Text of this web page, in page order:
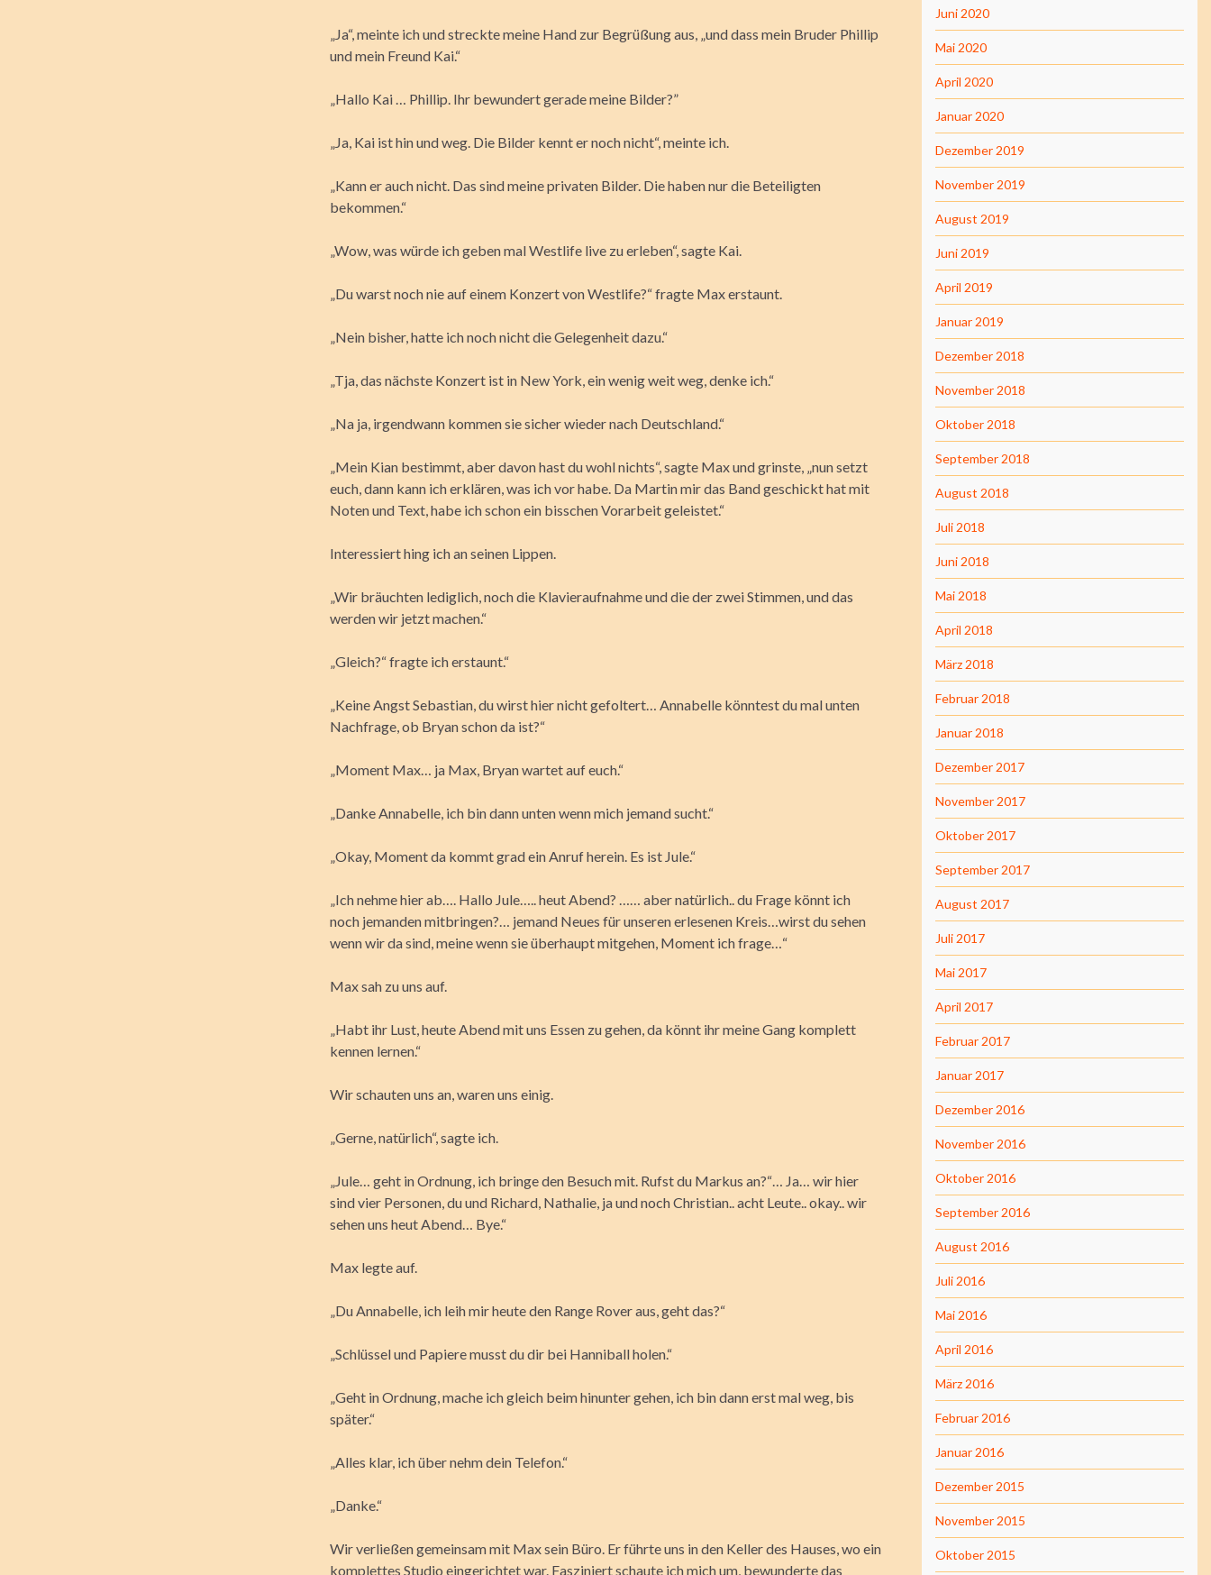
„Ja“, meinte ich und streckte meine Hand zur Begrüßung aus, „und dass mein Bruder Phillip
und mein Freund Kai.“
„Hallo Kai … Phillip. Ihr bewundert gerade meine Bilder?”
„Ja, Kai ist hin und weg. Die Bilder kennt er noch nicht“, meinte ich.
„Kann er auch nicht. Das sind meine privaten Bilder. Die haben nur die Beteiligten
bekommen.“
„Wow, was würde ich geben mal Westlife live zu erleben“, sagte Kai.
„Du warst noch nie auf einem Konzert von Westlife?“ fragte Max erstaunt.
„Nein bisher, hatte ich noch nicht die Gelegenheit dazu.“
„Tja, das nächste Konzert ist in New York, ein wenig weit weg, denke ich.“
„Na ja, irgendwann kommen sie sicher wieder nach Deutschland.“
„Mein Kian bestimmt, aber davon hast du wohl nichts“, sagte Max und grinste, „nun setzt
euch, dann kann ich erklären, was ich vor habe. Da Martin mir das Band geschickt hat mit
Noten und Text, habe ich schon ein bisschen Vorarbeit geleistet.“
Interessiert hing ich an seinen Lippen.
„Wir bräuchten lediglich, noch die Klavieraufnahme und die der zwei Stimmen, und das
werden wir jetzt machen.“
„Gleich?“ fragte ich erstaunt.“
„Keine Angst Sebastian, du wirst hier nicht gefoltert… Annabelle könntest du mal unten
Nachfrage, ob Bryan schon da ist?“
„Moment Max… ja Max, Bryan wartet auf euch.“
„Danke Annabelle, ich bin dann unten wenn mich jemand sucht.“
„Okay, Moment da kommt grad ein Anruf herein. Es ist Jule.“
„Ich nehme hier ab…. Hallo Jule….. heut Abend? …… aber natürlich.. du Frage könnt ich
noch jemanden mitbringen?… jemand Neues für unseren erlesenen Kreis…wirst du sehen
wenn wir da sind, meine wenn sie überhaupt mitgehen, Moment ich frage…“
Max sah zu uns auf.
„Habt ihr Lust, heute Abend mit uns Essen zu gehen, da könnt ihr meine Gang komplett
kennen lernen.“
Wir schauten uns an, waren uns einig.
„Gerne, natürlich“, sagte ich.
„Jule… geht in Ordnung, ich bringe den Besuch mit. Rufst du Markus an?“… Ja… wir hier
sind vier Personen, du und Richard, Nathalie, ja und noch Christian.. acht Leute.. okay.. wir
sehen uns heut Abend… Bye.“
Max legte auf.
„Du Annabelle, ich leih mir heute den Range Rover aus, geht das?“
„Schlüssel und Papiere musst du dir bei Hanniball holen.“
„Geht in Ordnung, mache ich gleich beim hinunter gehen, ich bin dann erst mal weg, bis
später.“
„Alles klar, ich über nehm dein Telefon.“
„Danke.“
Wir verließen gemeinsam mit Max sein Büro. Er führte uns in den Keller des Hauses, wo ein
komplettes Studio eingerichtet war. Fasziniert schaute ich mich um, bewunderte das
Juni 2020
Mai 2020
April 2020
Januar 2020
Dezember 2019
November 2019
August 2019
Juni 2019
April 2019
Januar 2019
Dezember 2018
November 2018
Oktober 2018
September 2018
August 2018
Juli 2018
Juni 2018
Mai 2018
April 2018
März 2018
Februar 2018
Januar 2018
Dezember 2017
November 2017
Oktober 2017
September 2017
August 2017
Juli 2017
Mai 2017
April 2017
Februar 2017
Januar 2017
Dezember 2016
November 2016
Oktober 2016
September 2016
August 2016
Juli 2016
Mai 2016
April 2016
März 2016
Februar 2016
Januar 2016
Dezember 2015
November 2015
Oktober 2015